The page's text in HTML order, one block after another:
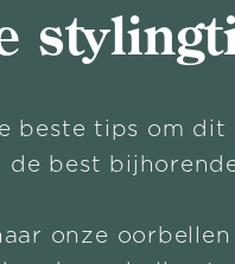
beste tips om dit
de best
onze